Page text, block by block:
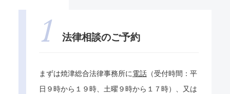
法律相談のご予約
まずは焼津総合法律事務所に電話（受付時間：平
日９時から１９時、土曜９時から１７時）、又は